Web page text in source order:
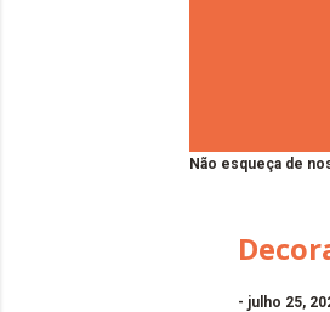
Não esqueça de
- julho 25,